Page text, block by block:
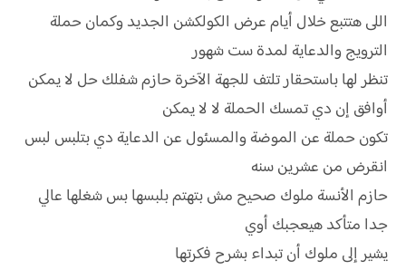
اللى هتتبع خلال أيام عرض الكولكشن الجديد وكمان حملة
الترويج والدعاية لمدة ست شهور
تنظر لها باستحقار تلتف للجهة الآخرة حازم شفلك حل لا يمكن
أوافق إن دي تمسك الحملة لا لا يمكن
تكون حملة عن الموضة والمسئول عن الدعاية دي بتلبس لبس
انقرض من عشرين سنه
حازم الأنسة ملوك صحيح مش بتهتم بلبسها بس شغلها عالي
جدا متأكد هيعجبك أوي
يشير إلى ملوك أن تبداء بشرح فكرتها